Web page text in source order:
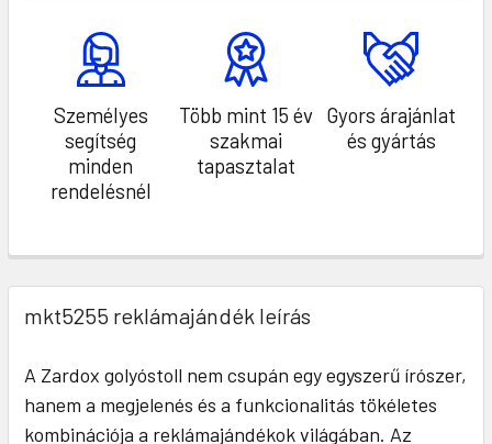
Személyes
segítség
minden
rendelésnél
Több mint 15 év
szakmai
tapasztalat
Gyors árajánlat
és gyártás
mkt5255 reklámajándék leírás
A Zardox golyóstoll nem csupán egy egyszerű írószer,
hanem a megjelenés és a funkcionalitás tökéletes
kombinációja a reklámajándékok világában. Az